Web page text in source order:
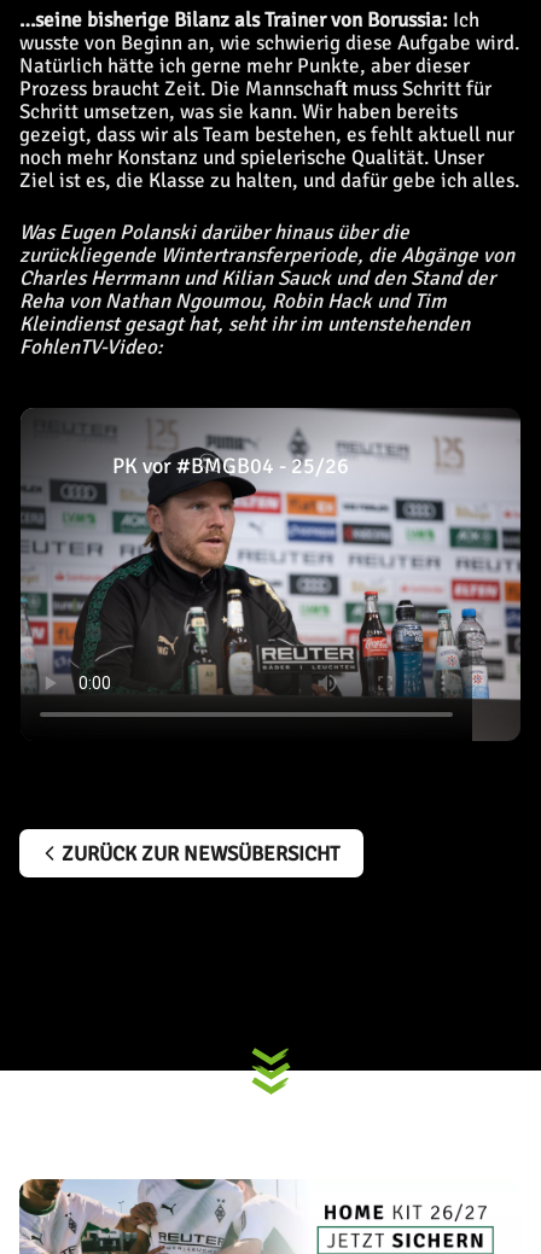
…seine bisherige Bilanz als Trainer von Borussia: Ich
wusste von Beginn an, wie schwierig diese Aufgabe wird.
Natürlich hätte ich gerne mehr Punkte, aber dieser
Prozess braucht Zeit. Die Mannschaft muss Schritt für
Schritt umsetzen, was sie kann. Wir haben bereits
gezeigt, dass wir als Team bestehen, es fehlt aktuell nur
noch mehr Konstanz und spielerische Qualität. Unser
Ziel ist es, die Klasse zu halten, und dafür gebe ich alles.
Was Eugen Polanski darüber hinaus über die
zurückliegende Wintertransferperiode, die Abgänge von
Charles Herrmann und Kilian Sauck und den Stand der
Reha von Nathan Ngoumou, Robin Hack und Tim
Kleindienst gesagt hat, seht ihr im untenstehenden
FohlenTV-Video:
PK vor #BMGB04 - 25/26
ZURÜCK ZUR NEWSÜBERSICHT